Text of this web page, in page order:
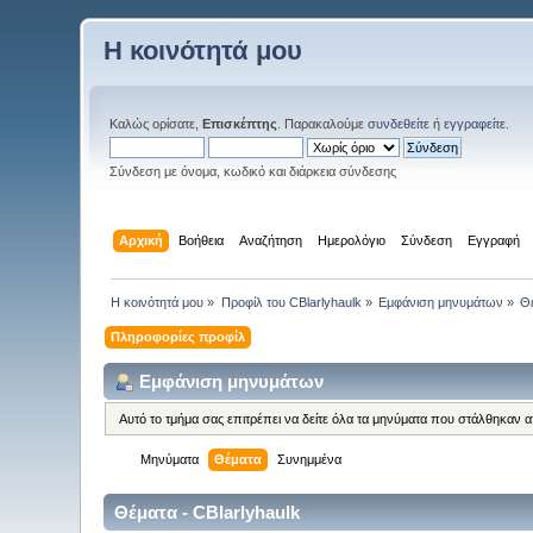
Η κοινότητά μου
Καλώς ορίσατε,Επισκέπτης . Παρακαλούμεσυνδεθείτε ήεγγραφείτε
Σύνδεση με όνομα, κωδικό και διάρκεια σύνδεσης
Αρχική Βοήθεια Αναζήτηση Ημερολόγιο Σύνδεση Εγγραφή
Η κοινότητά μου » Προφίλ του CBlarlyhaulk » Εμφάνιση μηνυμάτων »
Πληροφορίες προφίλ
Εμφάνιση μηνυμάτων
Αυτό το τμήμα σας επιτρέπει να δείτε όλα τα μηνύματα που
Μηνύματα Θέματα Συνημμένα
Θέματα - CBlarlyhaulk